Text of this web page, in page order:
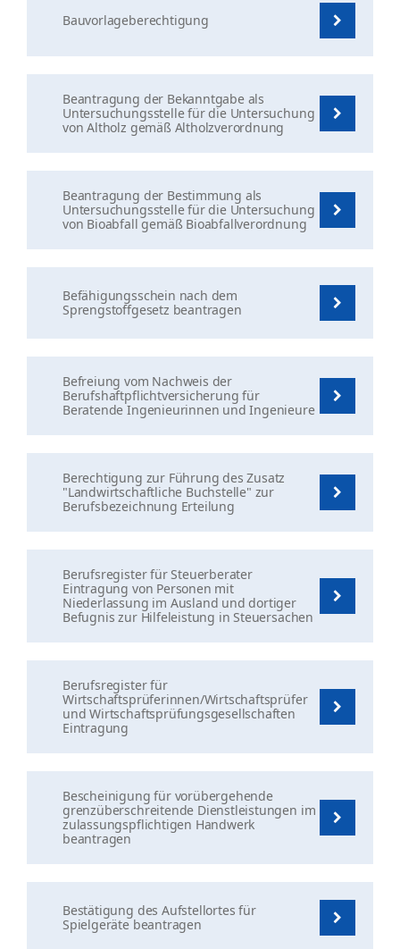
Bauvorlageberechtigung
Beantragung der Bekanntgabe als
Untersuchungsstelle für die Untersuchung
von Altholz gemäß Altholzverordnung
Beantragung der Bestimmung als
Untersuchungsstelle für die Untersuchung
von Bioabfall gemäß Bioabfallverordnung
Befähigungsschein nach dem
Sprengstoffgesetz beantragen
Befreiung vom Nachweis der
Berufshaftpflichtversicherung für
Beratende Ingenieurinnen und Ingenieure
Berechtigung zur Führung des Zusatz
"Landwirtschaftliche Buchstelle" zur
Berufsbezeichnung Erteilung
Berufsregister für Steuerberater
Eintragung von Personen mit
Niederlassung im Ausland und dortiger
Befugnis zur Hilfeleistung in Steuersachen
Berufsregister für
Wirtschaftsprüferinnen/Wirtschaftsprüfer
und Wirtschaftsprüfungsgesellschaften
Eintragung
Bescheinigung für vorübergehende
grenzüberschreitende Dienstleistungen im
zulassungspflichtigen Handwerk
beantragen
Bestätigung des Aufstellortes für
Spielgeräte beantragen